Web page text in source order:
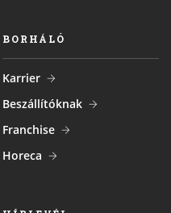
BORHÁLÓ
Karrier
Beszállítóknak
Franchise
Horeca